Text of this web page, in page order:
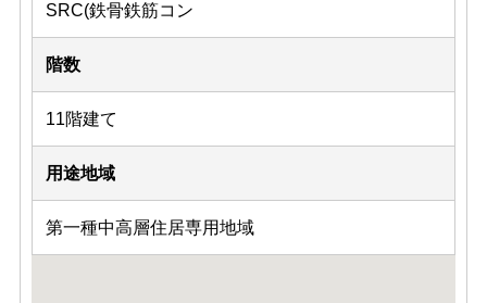
SRC(鉄骨鉄筋コン
階数
11階建て
用途地域
第一種中高層住居専用地域